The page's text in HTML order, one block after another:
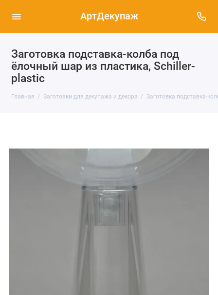
АртДекупаж
Заготовка подставка-колба под
ёлочный шар из пластика, Schiller-
plastic
Главная Заготовки для декупажа и декора Заготовка подставка-